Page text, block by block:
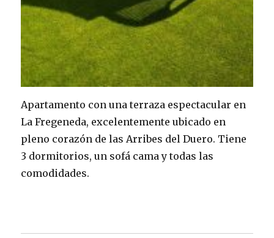
Apartamento con una terraza espectacular en
La Fregeneda, excelentemente ubicado en
pleno corazón de las Arribes del Duero. Tiene
3 dormitorios, un sofá cama y todas las
comodidades.